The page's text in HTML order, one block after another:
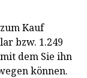
Kauf
bzw. 1.249
dem Sie ihn
können.